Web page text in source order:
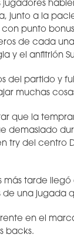
jugadores
junto a la
punto
de cada
y el anfitrión
del partido y
muchas
que la
demasiado
try del centro
más tarde
de una jugada
en el
backs.